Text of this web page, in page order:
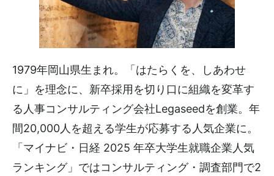
1979年岡山県生まれ。「はたらくを、しあわせ
に」を理念に、新卒採用を切り口に組織を変革す
る人事コンサルティング会社Legaseedを創業。年
間20,000人を超える学生が応募する人気企業に。
「マイナビ・日経 2025 年卒大学生就職企業人気
ランキング」ではコンサルティング・調査部門で2